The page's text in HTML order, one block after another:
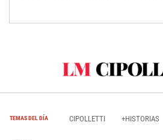
TEMAS DEL DÍA CIPOLLETTI +HISTORIAS